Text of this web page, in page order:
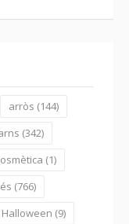
arròs (144)
(342)
(1)
(766)
Halloween (9)